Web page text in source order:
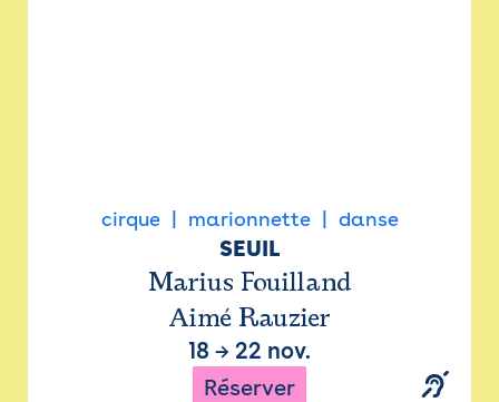
cirque marionnette danse
SEUIL
Marius Fouilland
Aimé Rauzier
18 → 22 nov.
Réserver